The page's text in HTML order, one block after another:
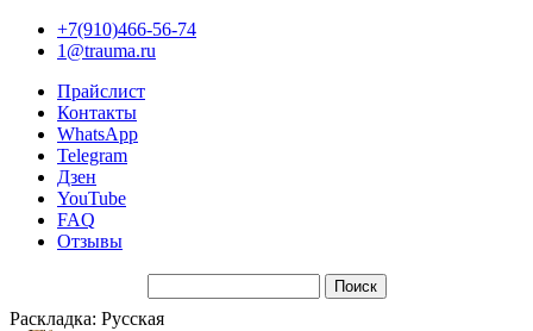
+7(910)466-56-74
1@trauma.ru
Прайслист
Контакты
WhatsApp
Telegram
Дзен
YouTube
FAQ
Отзывы
Раскладка: Русская